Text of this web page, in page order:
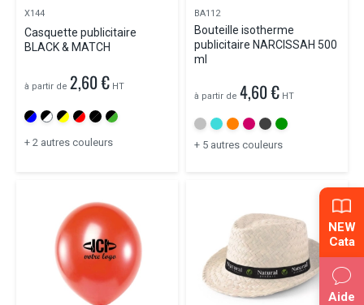
X144
Casquette publicitaire
BLACK & MATCH
à partir de 2,60 € HT
+ 2 autres couleurs
BA112
Bouteille isotherme
publicitaire NARCISSAH 500
ml
à partir de 4,60 € HT
+ 5 autres couleurs
NEW
Cata
Aide